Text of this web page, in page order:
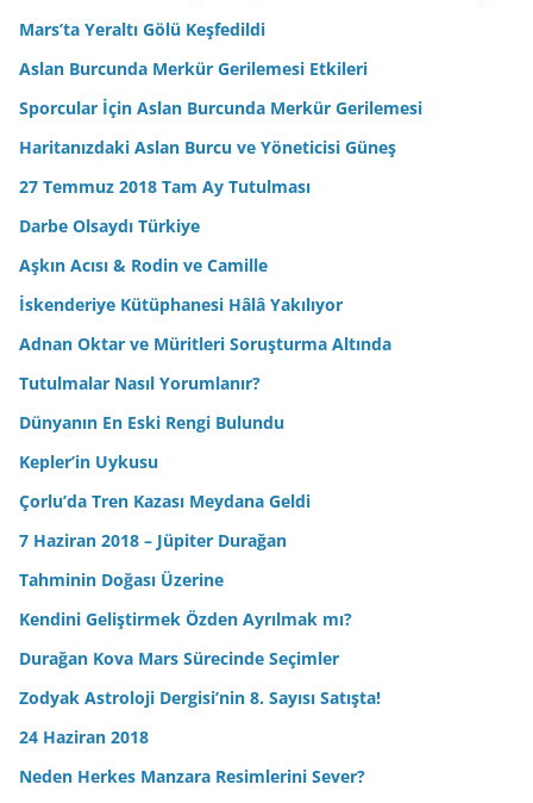
Mars’ta Yeraltı Gölü Keşfedildi
Aslan Burcunda Merkür Gerilemesi Etkileri
Sporcular İçin Aslan Burcunda Merkür Gerilemesi
Haritanızdaki Aslan Burcu ve Yöneticisi Güneş
27 Temmuz 2018 Tam Ay Tutulması
Darbe Olsaydı Türkiye
Aşkın Acısı & Rodin ve Camille
İskenderiye Kütüphanesi Hâlâ Yakılıyor
Adnan Oktar ve Müritleri Soruşturma Altında
Tutulmalar Nasıl Yorumlanır?
Dünyanın En Eski Rengi Bulundu
Kepler’in Uykusu
Çorlu’da Tren Kazası Meydana Geldi
7 Haziran 2018 – Jüpiter Durağan
Tahminin Doğası Üzerine
Kendini Geliştirmek Özden Ayrılmak mı?
Durağan Kova Mars Sürecinde Seçimler
Zodyak Astroloji Dergisi’nin 8. Sayısı Satışta!
24 Haziran 2018
Neden Herkes Manzara Resimlerini Sever?